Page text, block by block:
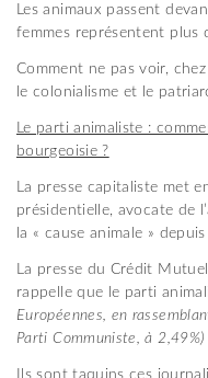
Les animaux passent
femmes représentent plus
Comment ne pas voir,
le colonialisme et le
Le parti animaliste :
bourgeoisie ?
La presse capitaliste met
présidentielle, avocate de
la « cause animale »
La presse du Crédit Mutuel
rappelle que le parti
Européennes, en
Parti Communiste, à 2,49%)
Ils sont taquins ces